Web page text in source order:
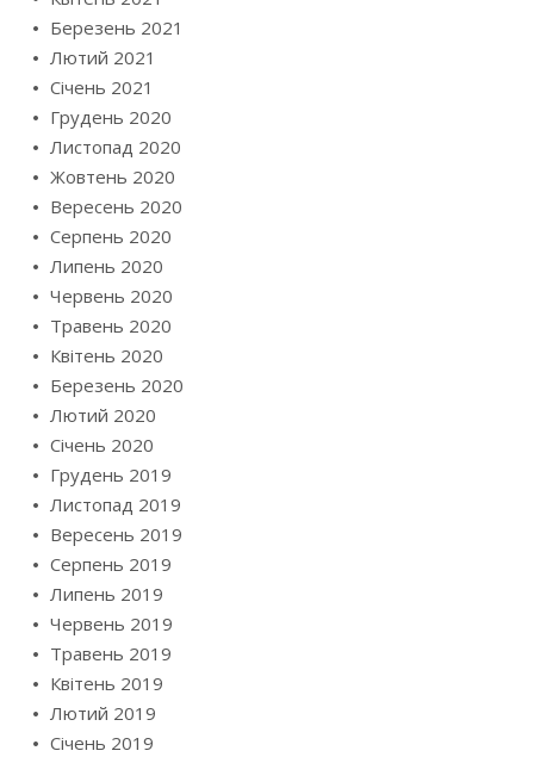
Березень 2021
Лютий 2021
Січень 2021
Грудень 2020
Листопад 2020
Жовтень 2020
Вересень 2020
Серпень 2020
Липень 2020
Червень 2020
Травень 2020
Квітень 2020
Березень 2020
Лютий 2020
Січень 2020
Грудень 2019
Листопад 2019
Вересень 2019
Серпень 2019
Липень 2019
Червень 2019
Травень 2019
Квітень 2019
Лютий 2019
Січень 2019